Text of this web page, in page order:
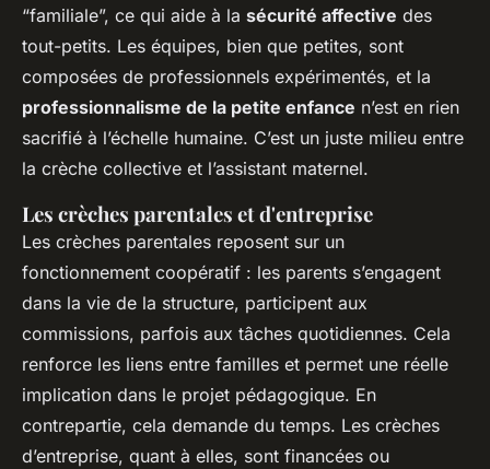
“familiale”, ce qui aide à la sécurité affective des
tout-petits. Les équipes, bien que petites, sont
composées de professionnels expérimentés, et la
professionnalisme de la petite enfance n’est en rien
sacrifié à l’échelle humaine. C’est un juste milieu entre
la crèche collective et l’assistant maternel.
Les crèches parentales et d'entreprise
Les crèches parentales reposent sur un
fonctionnement coopératif : les parents s’engagent
dans la vie de la structure, participent aux
commissions, parfois aux tâches quotidiennes. Cela
renforce les liens entre familles et permet une réelle
implication dans le projet pédagogique. En
contrepartie, cela demande du temps. Les crèches
d’entreprise, quant à elles, sont financées ou